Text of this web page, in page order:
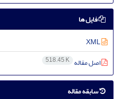
فایل ها
اصل مقاله 518.45 K
سابقه مقاله